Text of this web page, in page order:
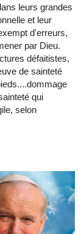
leurs grandes
et leur
d'erreurs,
par Dieu.
défaitistes,
de sainteté
qui
selon